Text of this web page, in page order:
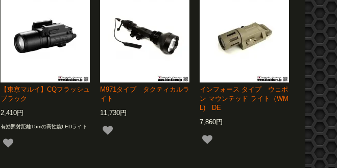
【東京マルイ】CQフラッシュ
ブラック
2,410円
有効照射距離15mの高性能LEDライト
M971タイプ タクティカルラ
イト
11,730円
インフォース タイプ ウェポ
ン マウンテッド ライト（WM
L) DE
7,860円